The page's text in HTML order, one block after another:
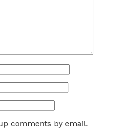
comments by email.